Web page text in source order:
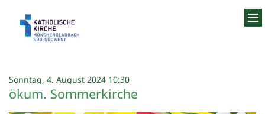
Sonntag, 4. August 2024 10:30:
ökum. Sommerkirche